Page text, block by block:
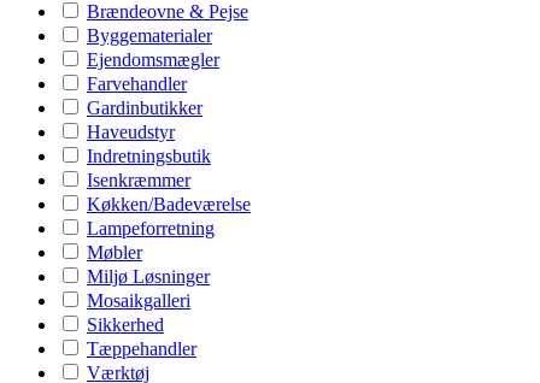
Brændeovne & Pejse
Byggematerialer
Ejendomsmægler
Farvehandler
Gardinbutikker
Haveudstyr
Indretningsbutik
Isenkræmmer
Køkken/Badeværelse
Lampeforretning
Møbler
Miljø Løsninger
Mosaikgalleri
Sikkerhed
Tæppehandler
Værktøj